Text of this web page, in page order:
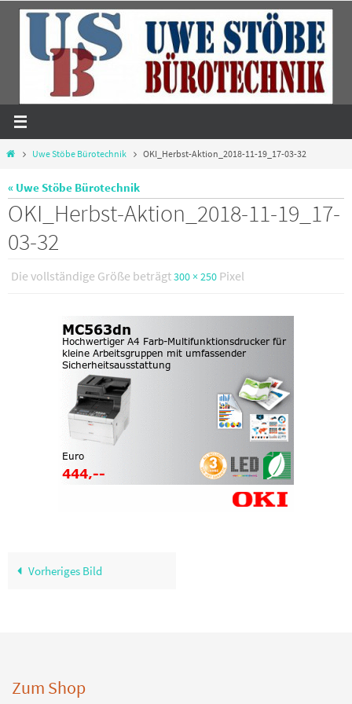
Zum
springen
StartUwe Stöbe Bürotechnik OKI_Herbst-Aktion_2018-11-19_17-03-32
« Uwe Stöbe Bürotechnik
OKI_Herbst-Aktion_2018-11-19_17-
03-32
Die vollständige Größe beträgt300 × 250 Pixel
Vorheriges Bild
Zum Shop